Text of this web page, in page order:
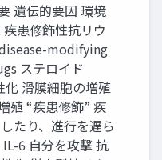
遺伝的要因 環境
患修飾性抗リウ
modifying
ステロイド
化 滑膜細胞の増殖
殖 “疾患修飾” 疾
たり、進行を遅ら
6 自分を攻撃 抗